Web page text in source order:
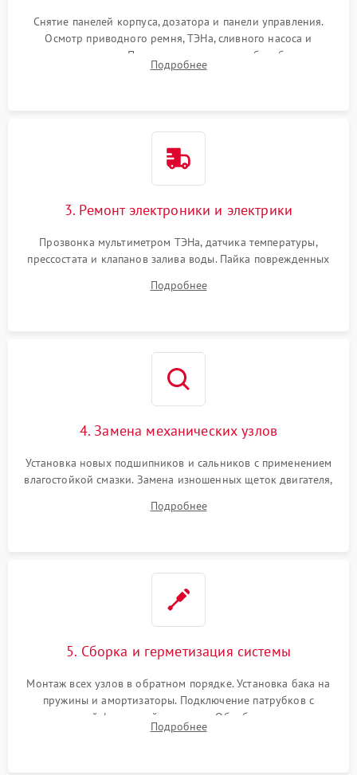
Снятие панелей корпуса, дозатора и панели управления.
Осмотр приводного ремня, ТЭНа, сливного насоса и
амортизаторов. Проверка подшипников барабана и
крестовины на износ, а манжеты люка на разрывы.
Подробнее
3. Ремонт электроники и электрики
Прозвонка мультиметром ТЭНа, датчика температуры,
прессостата и клапанов залива воды. Пайка поврежденных
Восстановление целостности проводки и контактов.
Подробнее
4. Замена механических узлов
Установка новых подшипников и сальников с применением
влагостойкой смазки. Замена изношенных щеток двигателя,
или поврежденной резиновой манжеты.
Подробнее
5. Сборка и герметизация системы
Монтаж всех узлов в обратном порядке. Установка бака на
пружины и амортизаторы. Подключение патрубков с
надежной фиксацией хомутами. Обработка стыков
герметиком для предотвращения возможных протечек воды.
Подробнее